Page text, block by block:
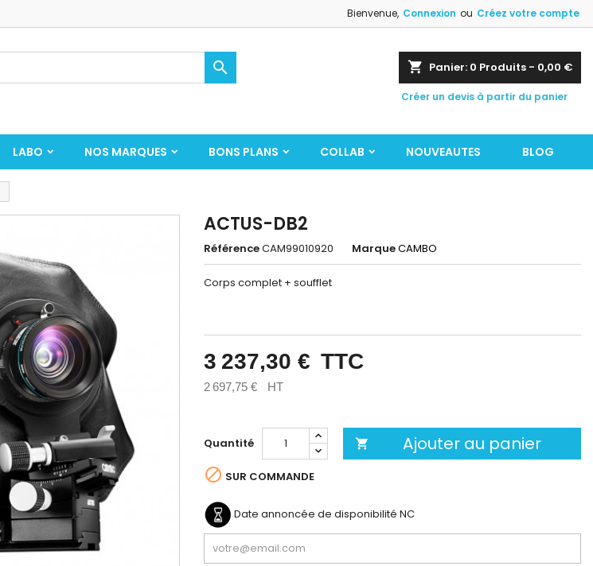
Bienvenue, Connexion ou Créez votre compte
shopping_cart Panier: 0 Produits - 0,00 €
Créer un devis à partir du panier

LABO NOS MARQUES BONS PLANS COLLAB NOUVEAUTES BLOG
ACTUS-DB2
RéférenceCAM99010920 MarqueCAMBO
Corps complet + soufflet
3 237,30 € TTC
2 697,75 € HT
Quantité  Ajouter au panier
 SUR COMMANDE
Date annoncée de disponibilité NC